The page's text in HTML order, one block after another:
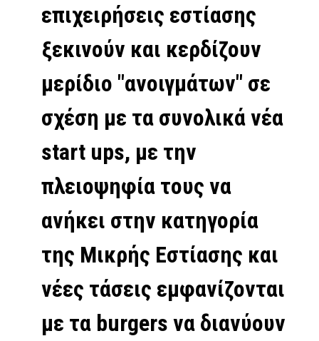
επιχειρήσεις εστίασης
ξεκινούν και κερδίζουν
μερίδιο "ανοιγμάτων" σε
σχέση με τα συνολικά νέα
start ups, με την
πλειοψηφία τους να
ανήκει στην κατηγορία
της Μικρής Εστίασης και
νέες τάσεις εμφανίζονται
με τα burgers να διανύουν